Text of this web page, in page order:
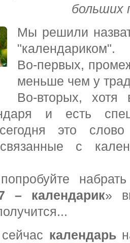
больших
Мы решили
"календариком".
Во-первых,
меньше чем у
Во-вторых,
и есть
это
с
– календарик»
сейчас календарь